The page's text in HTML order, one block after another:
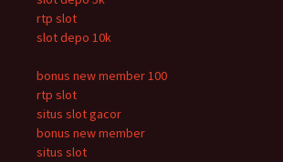
rtp slot
slot depo 10k
bonus new member 100
rtp slot
situs slot gacor
bonus new member
situs slot